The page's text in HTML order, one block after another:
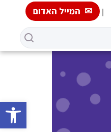
פתח
המייל האדום